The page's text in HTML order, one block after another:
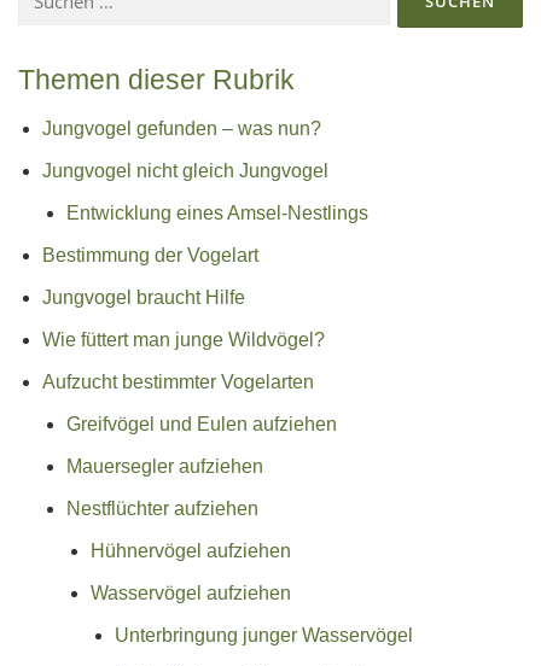
nach:
Themen dieser Rubrik
Jungvogel gefunden – was nun?
Jungvogel nicht gleich Jungvogel
Entwicklung eines Amsel-Nestlings
Bestimmung der Vogelart
Jungvogel braucht Hilfe
Wie füttert man junge Wildvögel?
Aufzucht bestimmter Vogelarten
Greifvögel und Eulen aufziehen
Mauersegler aufziehen
Nestflüchter aufziehen
Hühnervögel aufziehen
Wasservögel aufziehen
Unterbringung junger Wasservögel